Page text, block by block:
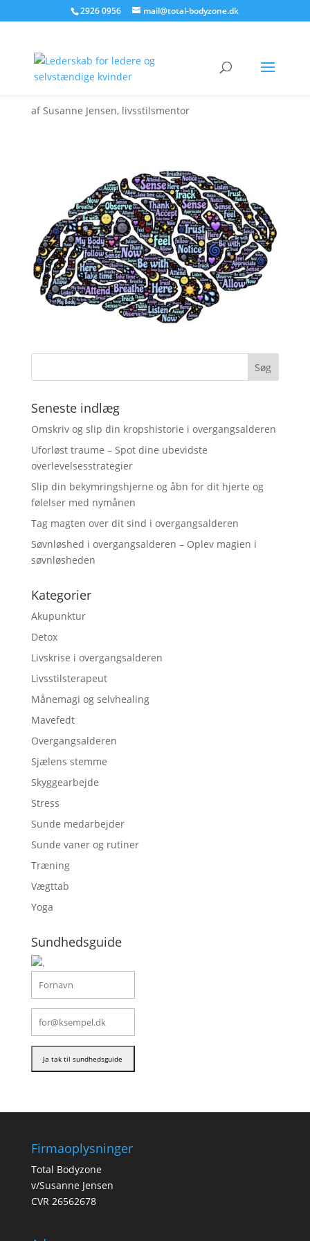
2926 0956 mail@total-bodyzone.dk
afSusanne Jensen, livsstilsmentor
Seneste indlæg
Omskriv og slip din kropshistorie i overgangsalderen
Uforløst traume – Spot dine ubevidste
overlevelsesstrategier
Slip din bekymringshjerne og åbn for dit hjerte og
følelser med nymånen
Tag magten over dit sind i overgangsalderen
Søvnløshed i overgangsalderen – Oplev magien i
søvnløsheden
Kategorier
Akupunktur
Detox
Livskrise i overgangsalderen
Livsstilsterapeut
Månemagi og selvhealing
Mavefedt
Overgangsalderen
Sjælens stemme
Skyggearbejde
Stress
Sunde medarbejder
Sunde vaner og rutiner
Træning
Vægttab
Yoga
Sundhedsguide
Firmaoplysninger
Total Bodyzone
v/Susanne Jensen
CVR 26562678